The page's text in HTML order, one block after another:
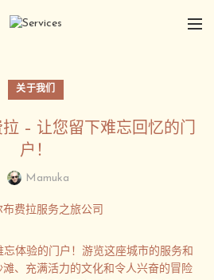
关于我们
– 让您留下难忘回忆的门
户！
Mamuka
体验的门户！游览这座城市的服务和
、充满活力的文化和令人兴奋的冒险